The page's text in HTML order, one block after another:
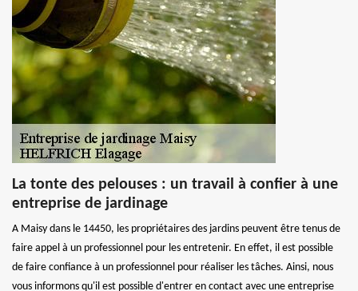
La tonte des pelouses : un travail à confier à une
entreprise de jardinage
A Maisy dans le 14450, les propriétaires des jardins peuvent être tenus de
faire appel à un professionnel pour les entretenir. En effet, il est possible
de faire confiance à un professionnel pour réaliser les tâches. Ainsi, nous
vous informons qu'il est possible d'entrer en contact avec une entreprise